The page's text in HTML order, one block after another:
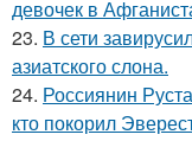
девочек в
23. В сети
азиатского слона.
24. Россиянин
кто покорил